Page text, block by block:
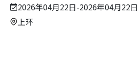
2026年04月22日-2026年04月22日
上环